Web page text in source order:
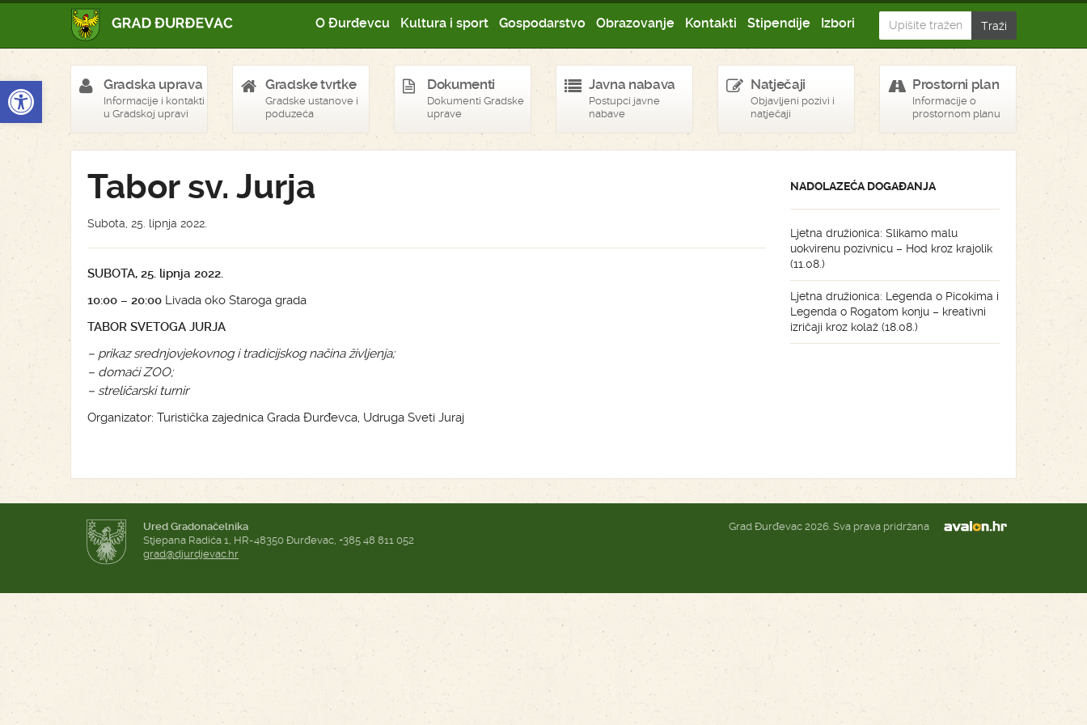
Open toolbar
O Đurđevcu Kultura i sport Gospodarstvo Obrazovanje Kontakti Stipendije Izbori
Gradska uprava
Informacije i kontakti
u Gradskoj upravi
Gradske tvrtke
Gradske ustanove i
poduzeća
Dokumenti
Dokumenti Gradske
uprave
Javna nabava
Postupci javne
nabave
Natječaji
Objavljeni pozivi i
natječaji
Prostorni plan
Informacije o
prostornom planu
Tabor sv. Jurja
Subota, 25. lipnja 2022.
SUBOTA, 25. lipnja 2022.
10:00 – 20:00 Livada oko Staroga grada
TABOR SVETOGA JURJA
– prikaz srednjovjekovnog i tradicijskog načina življenja;
– domaći ZOO;
– streličarski turnir
Organizator: Turistička zajednica Grada Đurđevca, Udruga Sveti Juraj
NADOLAZEĆA DOGAĐANJA
Ljetna družionica: Slikamo malu
uokvirenu pozivnicu – Hod kroz krajolik
(11.08.)
Ljetna družionica: Legenda o Picokima i
Legenda o Rogatom konju – kreativni
izričaji kroz kolaž (18.08.)
Ured Gradonačelnika
Stjepana Radića 1, HR-48350 Đurđevac, +385 48 811 052
grad@djurdjevac.hr
Grad Đurđevac 2026. Sva prava pridržana